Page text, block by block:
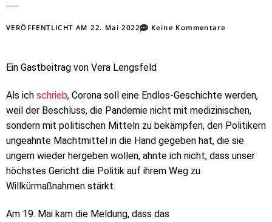
VERÖFFENTLICHT AM22. Mai 2022 Keine Kommentare
Ein Gastbeitrag von Vera Lengsfeld
Als ich schrieb, Corona soll eine Endlos-Geschichte werden,
weil der Beschluss, die Pandemie nicht mit medizinischen,
sondern mit politischen Mitteln zu bekämpfen, den Politikern
ungeahnte Machtmittel in die Hand gegeben hat, die sie
ungern wieder hergeben wollen, ahnte ich nicht, dass unser
höchstes Gericht die Politik auf ihrem Weg zu
Willkürmaßnahmen stärkt.
Am 19. Mai kam die Meldung, dass das